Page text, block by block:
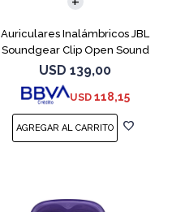
Auriculares Inalámbricos JBL
Soundgear Clip Open Sound
Negro
USD 139,00
USD 118,15